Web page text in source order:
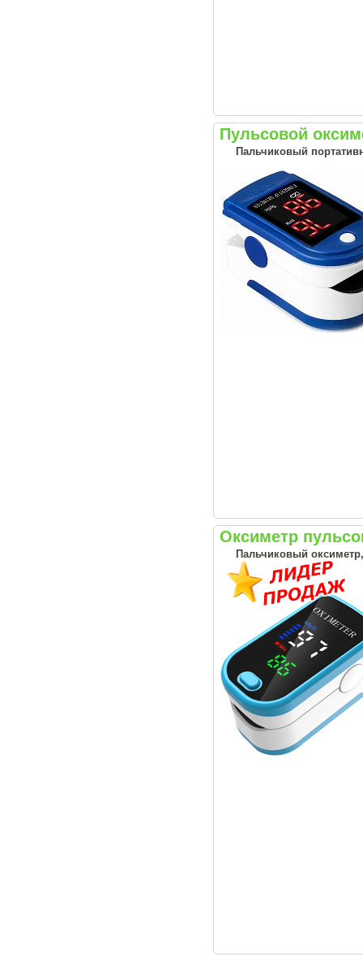
Пульсовой
Пальчиковый
Оксиметр
Пальчиковый оксиметр,